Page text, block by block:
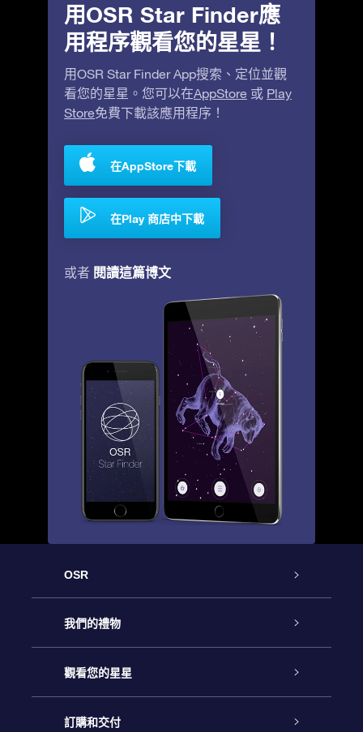
用OSR Star Finder應
用程序觀看您的星星！
用OSR Star Finder App搜索、定位並觀
看您的星星。您可以在AppStore 或 Play
Store免費下載該應用程序！
在AppStore下載
在Play 商店中下載
或者 閱讀這篇博文
OSR
客戶服務
聯繫我們
博客
我們的禮物
Online Star禮物
OSR禮物包
觀看您的星星
星星注册
訂購和交付